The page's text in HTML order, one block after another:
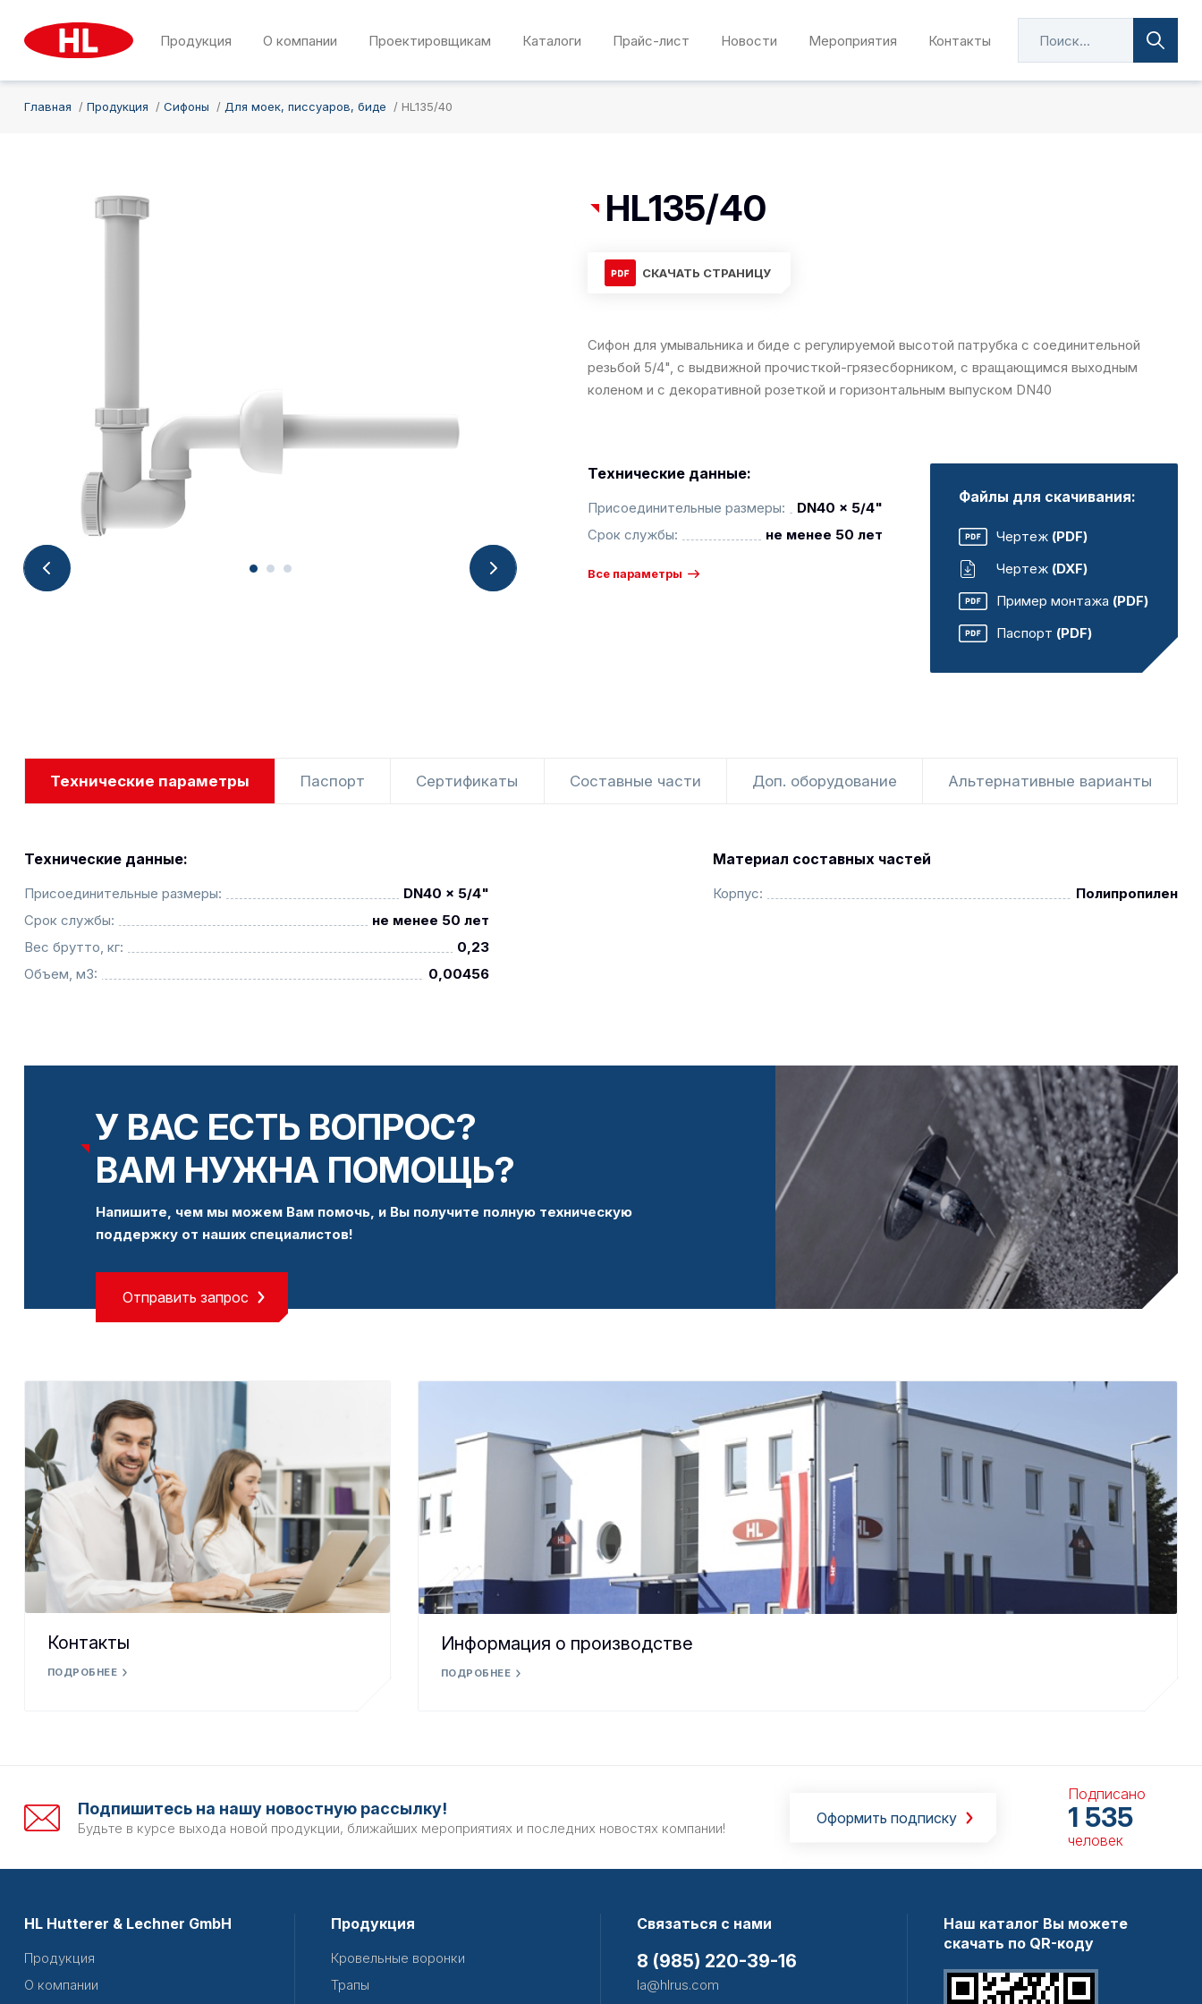
Продукция О компании Проектировщикам Каталоги Прайс-лист Новости Мероприятия Контакты
Главная Продукция Сифоны Для моек, писсуаров, биде HL135/40
HL135/40
СКАЧАТЬ СТРАНИЦУ
Сифон для умывальника и биде с регулируемой высотой патрубка с соединительной
резьбой 5/4", с выдвижной прочисткой-грязесборником, с вращающимся выходным
коленом и с декоративной розеткой и горизонтальным выпуском DN40
Технические данные:
Присоединительные размеры:
DN40 x 5/4"
Срок службы:
не менее 50 лет
Все параметры
Файлы для скачивания:
Чертеж (PDF)
Чертеж (DXF)
Пример монтажа (PDF)
Паспорт (PDF)
Технические параметры Паспорт Сертификаты Составные части Доп. оборудование Альтернативные варианты
Технические данные:
Присоединительные размеры:
DN40 x 5/4"
Срок службы:
не менее 50 лет
Вес брутто, кг:
0,23
Объем, м3:
0,00456
Материал составных частей
Корпус: Полипропилен
У ВАС ЕСТЬ ВОПРОС?
ВАМ НУЖНА ПОМОЩЬ?
Напишите, чем мы можем Вам помочь, и Вы получите полную техническую
поддержку от наших специалистов!
Отправить запрос
Контакты
ПОДРОБНЕЕ
Информация о производстве
ПОДРОБНЕЕ
Подпишитесь на нашу новостную рассылку!
Будьте в курсе выхода новой продукции, ближайших мероприятиях и последних новостях компании!
Оформить подписку
Подписано
1 535
человек
HL Hutterer & Lechner GmbH
Продукция
О компании
Продукция
Кровельные воронки
Трапы
Связаться с нами
8 (985) 220-39-16
la@hlrus.com
Наш каталог Вы можете
скачать по QR-коду